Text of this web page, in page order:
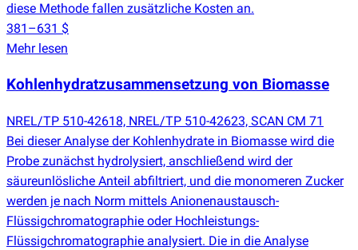
diese Methode fallen zusätzliche Kosten an.
381–631 $
Mehr lesen
Kohlenhydratzusammensetzung von Biomasse
NREL/TP 510-42618, NREL/TP 510-42623, SCAN CM 71
Bei dieser Analyse der Kohlenhydrate in Biomasse wird die
Probe zunächst hydrolysiert, anschließend wird der
säureunlösliche Anteil abfiltriert, und die monomeren Zucker
werden je nach Norm mittels Anionenaustausch-
Flüssigchromatographie oder Hochleistungs-
Flüssigchromatographie analysiert. Die in die Analyse